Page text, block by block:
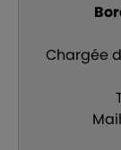
Chargée